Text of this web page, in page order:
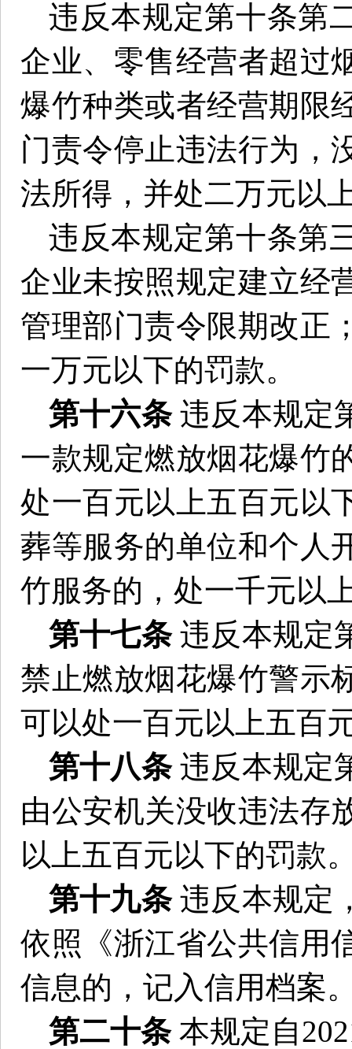
违反本规定第十条第
企业、零售经营者超过
爆竹种类或者经营期限
门责令停止违法行为，
法所得，并处二万元以
违反本规定第十条第
企业未按照规定建立经
管理部门责令限期改正
一万元以下的罚款。
第十六条违反本规定
一款规定燃放烟花爆竹
处一百元以上五百元以
葬等服务的单位和个人
竹服务的，处一千元以
第十七条违反本规定
禁止燃放烟花爆竹警示
可以处一百元以上五百
第十八条违反本规定
由公安机关没收违法存
以上五百元以下的罚款
第十九条违反本规定
依照《浙江省公共信用
信息的，记入信用档案
第二十条 本规定自